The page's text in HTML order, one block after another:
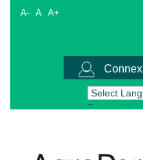
A- A A+
Powered by